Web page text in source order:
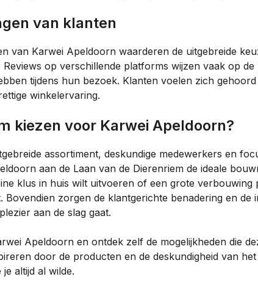
van klanten
van Karwei Apeldoorn waarderen de uitgebreide
Reviews op verschillende platforms wijzen vaak op de
tijdens hun bezoek. Klanten voelen zich
winkelervaring.
kiezen voor Karwei Apeldoorn?
assortiment, deskundige medewerkers en
aan de Laan van de Dierenriem de ideale
klus in huis wilt uitvoeren of een grote verbouwing
Bovendien zorgen de klantgerichte benadering en
aan de slag gaat.
Apeldoorn en ontdek zelf de mogelijkheden die
door de producten en de deskundigheid van
je altijd al wilde.